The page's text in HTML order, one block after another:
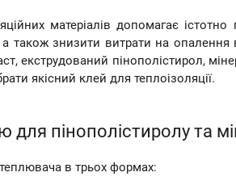
матеріалів допомагає
також знизити витрати на
екструдований пінополістирол,
якісний клей для теплоізоляції.
для пінополістиролу та
в трьох формах: